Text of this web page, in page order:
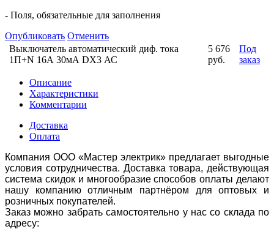
- Поля, обязательные для заполнения
Опубликовать Отменить
Выключатель автоматический диф. тока
1П+N 16А 30мА DX3 АС
5 676
руб.
Под
заказ
Описание
Характеристики
Комментарии
Доставка
Оплата
Компания ООО «Мастер электрик» предлагает выгодные
условия сотрудничества. Доставка товара, действующая
система скидок и многообразие способов оплаты делают
нашу компанию отличным партнёром для оптовых и
розничных покупателей.
Заказ можно забрать самостоятельно у нас со склада по
адресу: